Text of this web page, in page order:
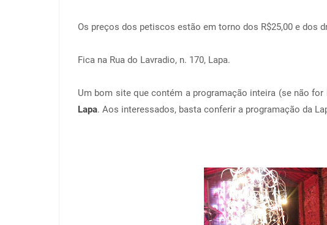
Os preços dos petiscos estão em torno dos R$25,00 e dos
Fica na Rua do Lavradio, n. 170, Lapa.
Um bom site que contém a programação inteira (se não
Lapa. Aos interessados, basta conferir a programação da